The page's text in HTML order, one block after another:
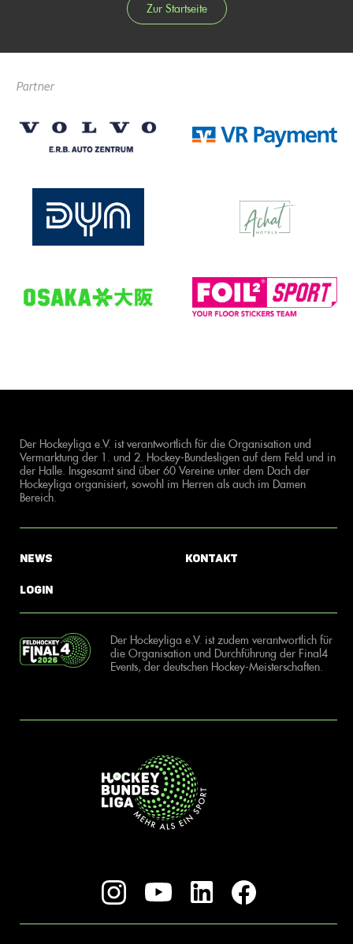
Zur Startseite
Partner
Der Hockeyliga e.V. ist verantwortlich für die Organisation und
Vermarktung der 1. und 2. Hockey-Bundesligen auf dem Feld und in
der Halle. Insgesamt sind über 60 Vereine unter dem Dach der
Hockeyliga organisiert, sowohl im Herren als auch im Damen
Bereich.
News
Login
Kontakt
Der Hockeyliga e.V. ist zudem verantwortlich für
die Organisation und Durchführung der Final4
Events, der deutschen Hockey-Meisterschaften.